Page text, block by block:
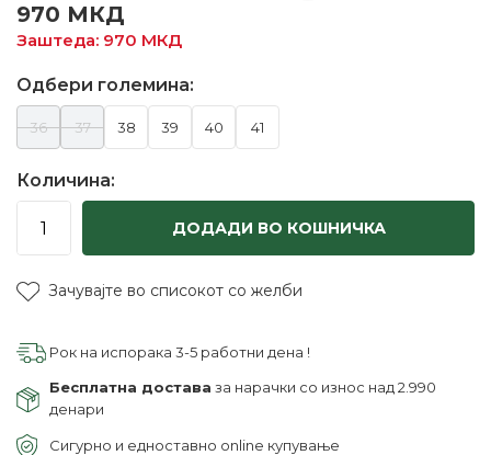
970 МКД
Заштеда: 970 МКД
Одбери големина:
36 37 38 39 40 41
Количина:
ДОДАДИ ВО КОШНИЧКА
Зачувајте во списокот со желби
Рок на испорака 3-5 работни дена !
Бесплатна достава за нарачки со износ над 2.990
денари
Сигурно и едноставно online купување